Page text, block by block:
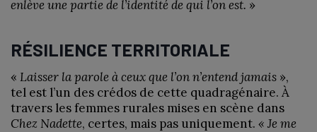
enlève une partie de l’identité de qui l’on est. »
RÉSILIENCE TERRITORIALE
« Laisser la parole à ceux que l’on n’entend jamais »,
tel est l’un des crédos de cette quadragénaire. À
travers les femmes rurales mises en scène dans
Chez Nadette, certes, mais pas uniquement. « Je me